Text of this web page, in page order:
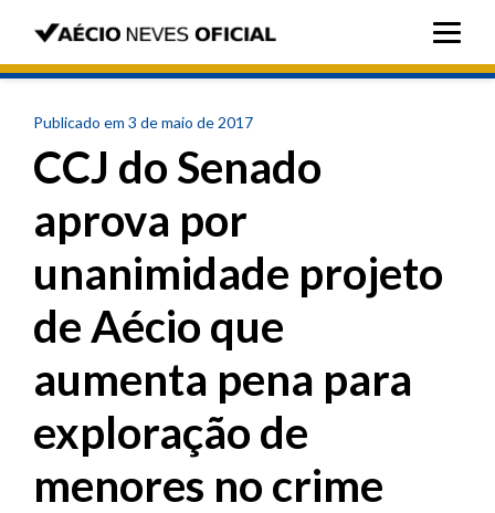
Publicado em 3 de maio de 2017
CCJ do Senado
aprova por
unanimidade projeto
de Aécio que
aumenta pena para
exploração de
menores no crime